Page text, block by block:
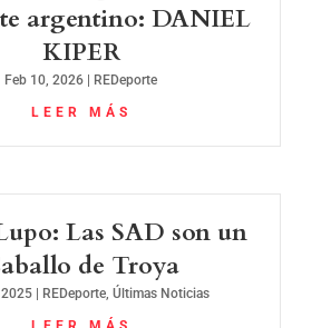
argentino: DANIEL
KIPER
Feb 10, 2026 REDeporte
LEER MÁS
Las SAD son un
de Troya
2025| REDeporte, Últimas Noticias